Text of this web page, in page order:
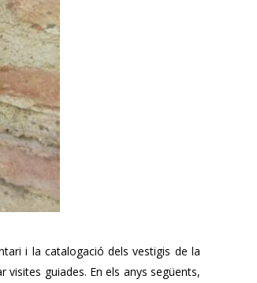
i la catalogació dels vestigis de la
visites guiades. En els anys següents,